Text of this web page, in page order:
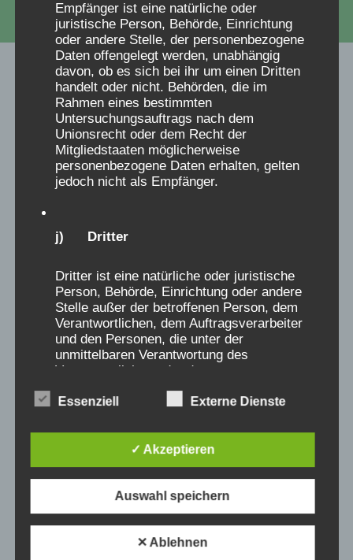
Empfänger ist eine natürliche oder
juristische Person, Behörde, Einrichtung
oder andere Stelle, der personenbezogene
Daten offengelegt werden, unabhängig
davon, ob es sich bei ihr um einen Dritten
handelt oder nicht. Behörden, die im
Rahmen eines bestimmten
Untersuchungsauftrags nach dem
Unionsrecht oder dem Recht der
Mitgliedstaaten möglicherweise
personenbezogene Daten erhalten, gelten
jedoch nicht als Empfänger.
j) Dritter
Dritter ist eine natürliche oder juristische
Person, Behörde, Einrichtung oder andere
Stelle außer der betroffenen Person, dem
Verantwortlichen, dem Auftragsverarbeiter
und den Personen, die unter der
unmittelbaren Verantwortung des
Verantwortlichen oder des
personenbezogenen Daten zu verarbeiten.
k) Einwilligung
Einwilligung ist jede von der betroffenen
Person freiwillig für den bestimmten Fall in
informierter Weise und unmissverständlich
abgegebene Willensbekundung in Form einer
Essenziell Externe Dienste
✓ Akzeptieren
Auswahl speichern
✕ Ablehnen